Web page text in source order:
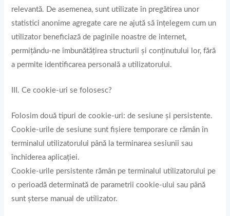
relevantă. De asemenea, sunt utilizate în pregătirea unor
statistici anonime agregate care ne ajută să înțelegem cum un
utilizator beneficiază de paginile noastre de internet,
permițându-ne îmbunătățirea structurii și conținutului lor, fără
a permite identificarea personală a utilizatorului.
III. Ce cookie-uri se folosesc?
Folosim două tipuri de cookie-uri: de sesiune și persistente.
Cookie-urile de sesiune sunt fișiere temporare ce rămân în
terminalul utilizatorului până la terminarea sesiunii sau
închiderea aplicației.
Cookie-urile persistente rămân pe terminalul utilizatorului pe
o perioadă determinată de parametrii cookie-ului sau până
sunt șterse manual de utilizator.